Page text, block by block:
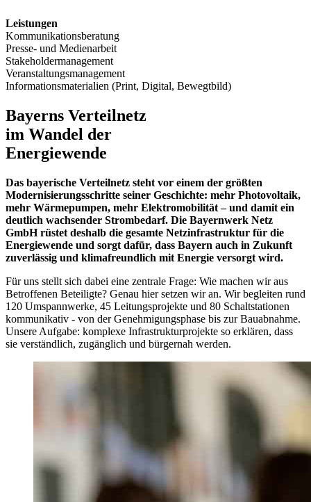
Leistungen
Kommunikationsberatung
Presse- und Medienarbeit
Stakeholdermanagement
Veranstaltungsmanagement
Informationsmaterialien (Print, Digital, Bewegtbild)
Bayerns Verteilnetz
im Wandel der
Energiewende
Das bayerische Verteilnetz steht vor einem der größten
Modernisierungsschritte seiner Geschichte: mehr Photovoltaik,
mehr Wärmepumpen, mehr Elektromobilität – und damit ein
deutlich wachsender Strombedarf. Die Bayernwerk Netz
GmbH rüstet deshalb die gesamte Netzinfrastruktur für die
Energiewende und sorgt dafür, dass Bayern auch in Zukunft
zuverlässig und klimafreundlich mit Energie versorgt wird.
Für uns stellt sich dabei eine zentrale Frage: Wie machen wir aus
Betroffenen Beteiligte? Genau hier setzen wir an. Wir begleiten rund
120 Umspannwerke, 45 Leitungsprojekte und 80 Schaltstationen
kommunikativ - von der Genehmigungsphase bis zur Bauabnahme.
Unsere Aufgabe: komplexe Infrastrukturprojekte so erklären, dass
sie verständlich, zugänglich und bürgernah werden.